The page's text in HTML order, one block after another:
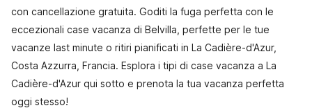
con cancellazione gratuita. Goditi la fuga perfetta con le
eccezionali case vacanza di Belvilla, perfette per le tue
vacanze last minute o ritiri pianificati in La Cadière-d'Azur,
Costa Azzurra, Francia. Esplora i tipi di case vacanza a La
Cadière-d'Azur qui sotto e prenota la tua vacanza perfetta
oggi stesso!